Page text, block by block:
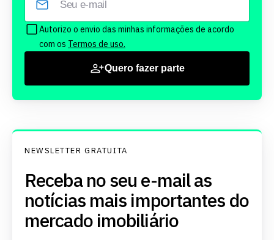
Autorizo o envio das minhas informações de acordo
com os Termos de uso.
Quero fazer parte
NEWSLETTER GRATUITA
Receba no seu e-mail as
notícias mais importantes do
mercado imobiliário